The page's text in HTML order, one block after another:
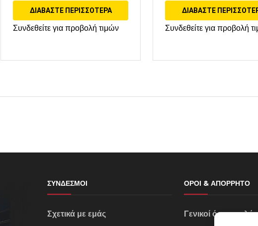
ΔΙΑΒΆΣΤΕ ΠΕΡΙΣΣΌΤΕΡΑ
Συνδεθείτε για προβολή τιμών
ΔΙΑΒΆΣΤΕ
Συνδεθείτε για προβολή
ΣΎΝΔΕΣΜΟΙ
Σχετικά με εμάς
ΌΡΟΙ & ΑΠΌΡΡΗΤΟ
Γενικοί όροι